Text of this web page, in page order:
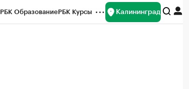
РБК ОбразованиеРБК Курсы Калининград